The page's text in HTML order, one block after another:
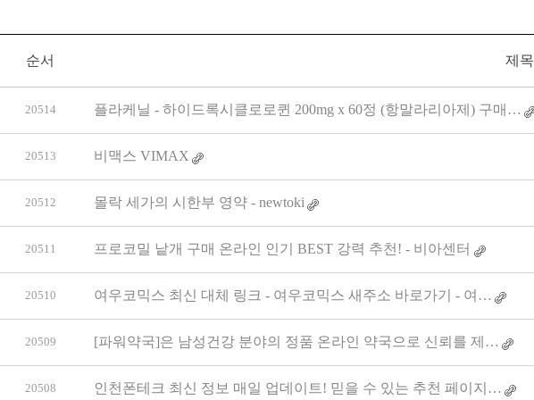
순서 제목
20514 플라케닐 - 하이드록시클로로퀸 200mg x 60정 (항말라리아제) 구매…
20513 비맥스 VIMAX
20512 몰락 세가의 시한부 영약 - newtoki
20511 프로코밀 낱개 구매 온라인 인기 BEST 강력 추천! - 비아센터
20510 여우코믹스 최신 대체 링크 - 여우코믹스 새주소 바로가기 - 여…
20509 [파워약국]은 남성건강 분야의 정품 온라인 약국으로 신뢰를 제…
20508 인천폰테크 최신 정보 매일 업데이트! 믿을 수 있는 추천 페이지…